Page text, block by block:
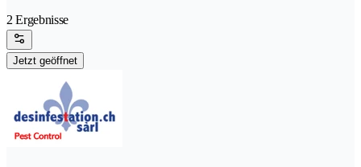
2 Ergebnisse
Jetzt geöffnet